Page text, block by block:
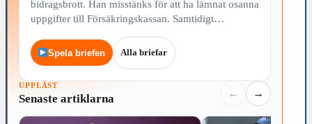
bidragsbrott. Han misstänks för att ha lämnat osanna
uppgifter till Försäkringskassan. Samtidigt…
Spela briefen Alla briefar
UPPLÄST
Senaste artiklarna ← →